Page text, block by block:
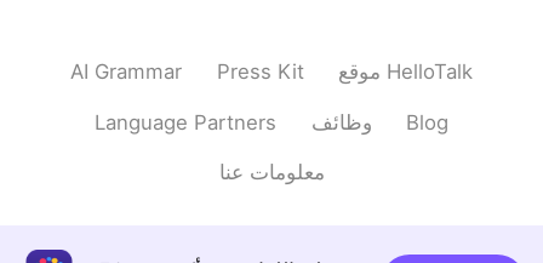
AI Grammar Press Kit موقع HelloTalk
Language Partners وظائف Blog
معلومات عنا